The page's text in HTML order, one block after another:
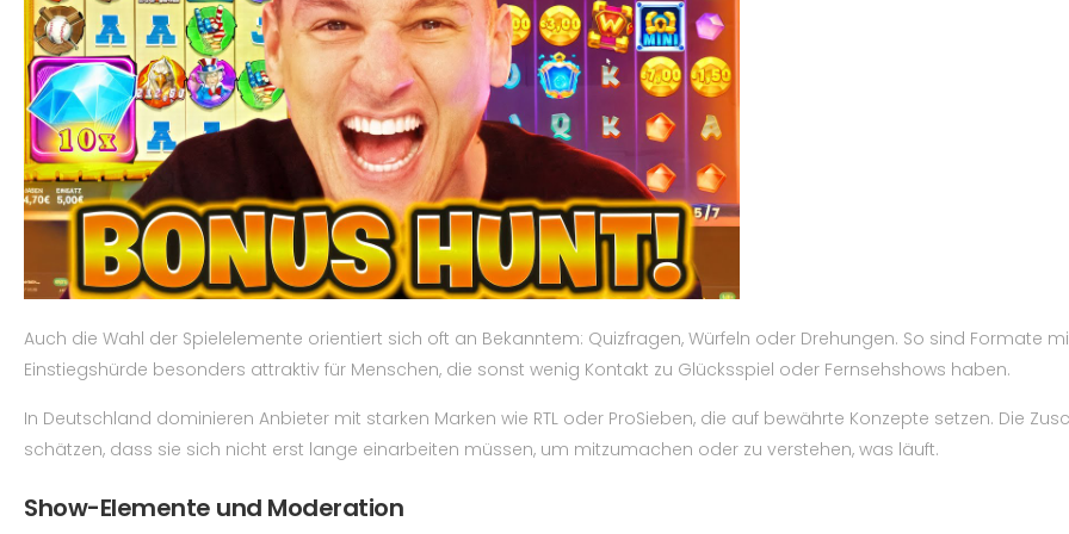
Auch die Wahl der Spielelemente orientiert sich oft an Bekanntem: Quizfragen, Würfeln oder Drehungen. So sind Formate
Einstiegshürde besonders attraktiv für Menschen, die sonst wenig Kontakt zu Glücksspiel oder Fernsehshows haben.
In Deutschland dominieren Anbieter mit starken Marken wie RTL oder ProSieben, die auf bewährte Konzepte setzen. Die
schätzen, dass sie sich nicht erst lange einarbeiten müssen, um mitzumachen oder zu verstehen, was läuft.
Show-Elemente und Moderation